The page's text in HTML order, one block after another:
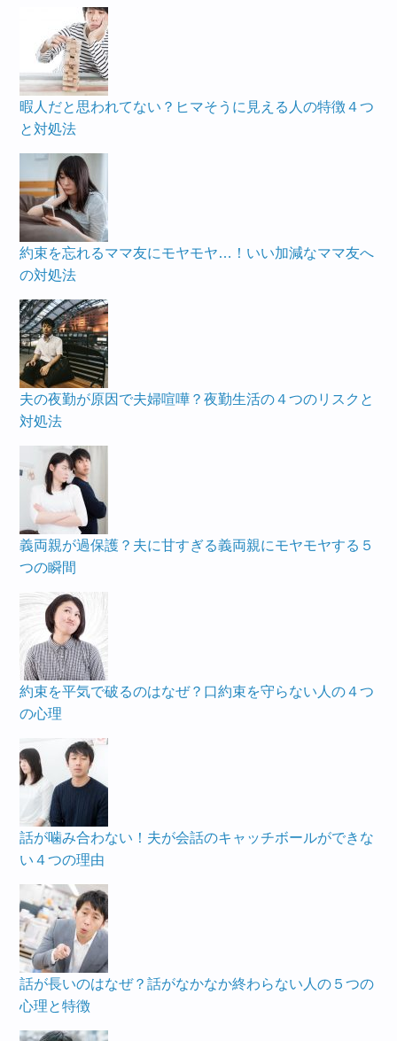
暇人だと思われてない？ヒマそうに見える人の特徴４つ
と対処法
約束を忘れるママ友にモヤモヤ…！いい加減なママ友へ
の対処法
夫の夜勤が原因で夫婦喧嘩？夜勤生活の４つのリスクと
対処法
義両親が過保護？夫に甘すぎる義両親にモヤモヤする５
つの瞬間
約束を平気で破るのはなぜ？口約束を守らない人の４つ
の心理
話が噛み合わない！夫が会話のキャッチボールができな
い４つの理由
話が長いのはなぜ？話がなかなか終わらない人の５つの
心理と特徴